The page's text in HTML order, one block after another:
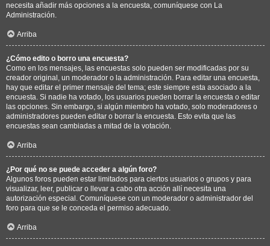
necesita añadir más opciones a la encuesta, comuníquese con La
Administración.
Arriba
¿Cómo edito o borro una encuesta?
Como en los mensajes, las encuestas solo pueden ser modificadas por su
creador original, un moderador o la administración. Para editar una encuesta,
hay que editar el primer mensaje del tema; este siempre esta asociado a la
encuesta. Si nadie ha votado, los usuarios pueden borrar la encuesta o editar
las opciones. Sin embargo, si algún miembro ha votado, solo moderadores o
administradores pueden editar o borrar la encuesta. Esto evita que las
encuestas sean cambiadas a mitad de la votación.
Arriba
¿Por qué no se puede acceder a algún foro?
Algunos foros pueden estar limitados para ciertos usuarios o grupos y para
visualizar, leer, publicar o llevar a cabo otra acción allí necesita una
autorización especial. Comuníquese con un moderador o administrador del
foro para que se le conceda el permiso adecuado.
Arriba